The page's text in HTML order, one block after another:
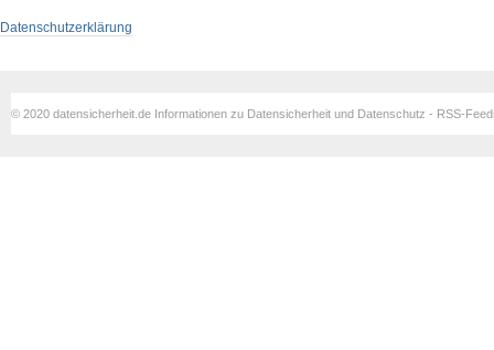
Datenschutzerklärung
© 2020 datensicherheit.de Informationen zu Datensicherheit und Datenschutz - RSS-